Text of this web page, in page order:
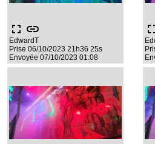
fullscreen link
EdwardT
Prise 06/10/2023 21h36 25s
Envoyée 07/10/2023 01:08